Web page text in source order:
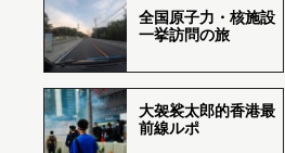
全国原子力・核施設
一挙訪問の旅
大袈裟太郎的香港最
前線ルポ